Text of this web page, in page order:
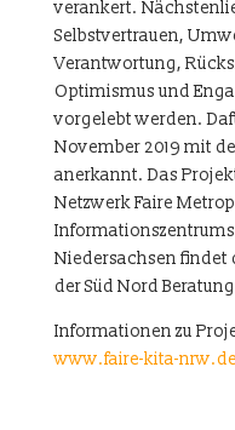
verankert.
Selbstvertrauen,
Verantwortung,
Optimismus und
vorgelebt werden.
November 2019 mit
anerkannt. Das
Netzwerk Faire
Niedersachsen findet
der Süd Nord
Informationen zu
www.faire-kita-nrw.de